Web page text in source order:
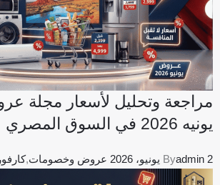
مراجعة وتحليل لأسعار مجلة
يونيه 2026 في السوق المصري
Byadmin 2 يونيو، 2026 عروض وخصومات,